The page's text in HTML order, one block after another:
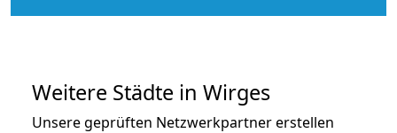
Weitere Städte in Wirges
Unsere geprüften Netzwerkpartner erstellen